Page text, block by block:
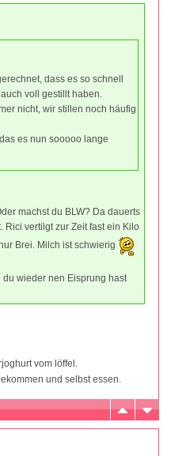
dass es so schnell
voll gestillt haben.
nicht, wir stillen noch häufig
es nun sooooo lange
machst du BLW? Da dauerts
Rici vertilgt zur Zeit fast ein Kilo
Brei. Milch ist schwierig
wieder nen Eisprung hast
vom löffel.
und selbst essen.